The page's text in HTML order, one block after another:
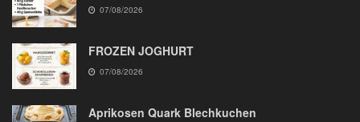
07/08/2026
FROZEN JOGHURT
07/08/2026
Aprikosen Quark Blechkuchen